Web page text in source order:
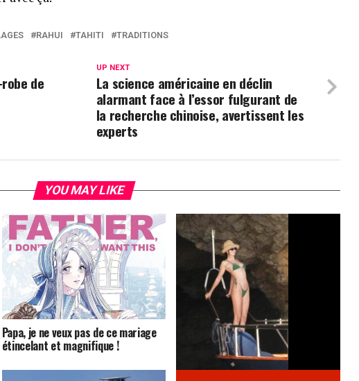
RAHUI TAHITI TRADITIONS
UP NEXT
La science américaine en déclin
alarmant face à l’essor fulgurant de
la recherche chinoise, avertissent les
experts
de
YOU MAY LIKE
Papa, je ne veux pas de ce mariage
étincelant et magnifique !